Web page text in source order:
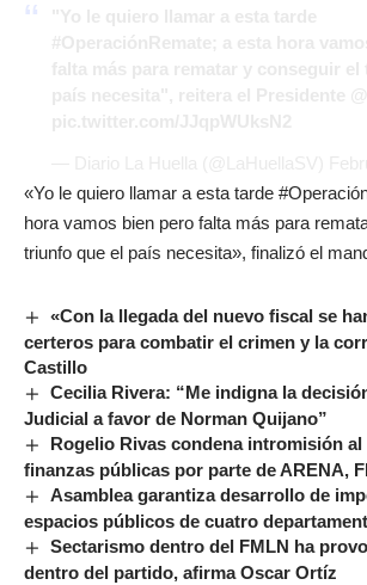
«Yo le quiero llamar a esta tarde
hora vamos bien pero falta más para
triunfo que el país necesita», finalizó el
«Con la llegada del nuevo fiscal se
certeros para combatir el crimen y la
Castillo
Cecilia Rivera: “Me indigna la
Judicial a favor de Norman Quijano”
Rogelio Rivas condena intromisión al
finanzas públicas por parte de ARENA,
Asamblea garantiza desarrollo de
espacios públicos de cuatro
Sectarismo dentro del FMLN ha
dentro del partido, afirma Oscar Ortíz